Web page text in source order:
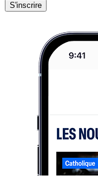
S'inscrire